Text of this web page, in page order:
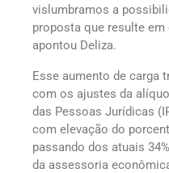
vislumbramos a
proposta que resulte em
apontou Deliza.
Esse aumento de carga
com os ajustes da
das Pessoas Jurídicas
com elevação do
passando dos atuais
da assessoria